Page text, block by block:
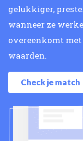
gelukkiger,
wanneer ze
overeenkomt
waarden.
Check je match